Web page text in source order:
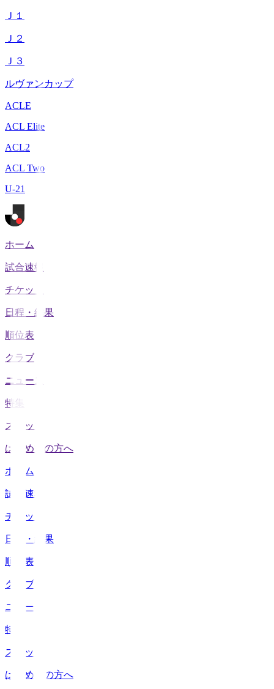
Ｊ１
Ｊ２
Ｊ３
ルヴァンカップ
ACLE
ACL Elite
ACL2
ACL Two
U-21
ホーム
試合速報
チケット
日程・結果
順位表
クラブ
ニュース
特集
スタッツ
はじめての方へ
ホーム
試合速報
チケット
日程・結果
順位表
クラブ
ニュース
特集
スタッツ
はじめての方へ